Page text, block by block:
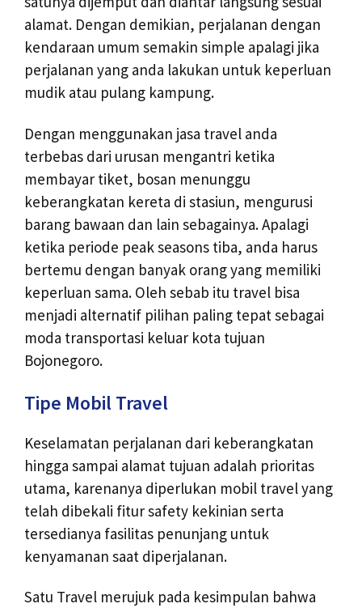
alamat. Dengan demikian, perjalanan dengan
kendaraan umum semakin simple apalagi jika
perjalanan yang anda lakukan untuk keperluan
mudik atau pulang kampung.
Dengan menggunakan jasa travel anda
terbebas dari urusan mengantri ketika
membayar tiket, bosan menunggu
keberangkatan kereta di stasiun, mengurusi
barang bawaan dan lain sebagainya. Apalagi
ketika periode peak seasons tiba, anda harus
bertemu dengan banyak orang yang memiliki
keperluan sama. Oleh sebab itu travel bisa
menjadi alternatif pilihan paling tepat sebagai
moda transportasi keluar kota tujuan
Bojonegoro.
Tipe Mobil Travel
Keselamatan perjalanan dari keberangkatan
hingga sampai alamat tujuan adalah prioritas
utama, karenanya diperlukan mobil travel yang
telah dibekali fitur safety kekinian serta
tersedianya fasilitas penunjang untuk
kenyamanan saat diperjalanan.
Satu Travel merujuk pada kesimpulan bahwa